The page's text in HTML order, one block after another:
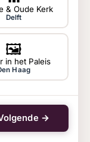
& Oude Kerk
Delft
🖼
in het Paleis
Haag
→